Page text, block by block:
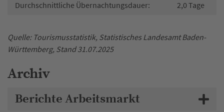
Durchschnittliche Übernachtungsdauer:
2,0 Tage
Quelle: Tourismusstatistik, Statistisches Landesamt Baden-
Württemberg, Stand 31.07.2025
Archiv
Berichte Arbeitsmarkt